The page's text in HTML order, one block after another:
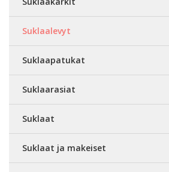
Suklaalevyt
Suklaapatukat
Suklaarasiat
Suklaat
Suklaat ja makeiset